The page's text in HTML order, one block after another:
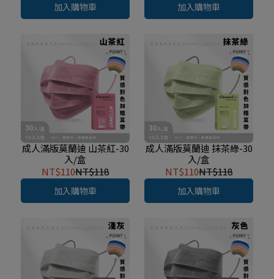
加入購物車 加入購物車
成人滿版莫蘭迪 山茶紅-30
入/盒
NT$110NT$118
加入購物車
成人滿版莫蘭迪 抹茶綠-30
入/盒
NT$110NT$118
加入購物車